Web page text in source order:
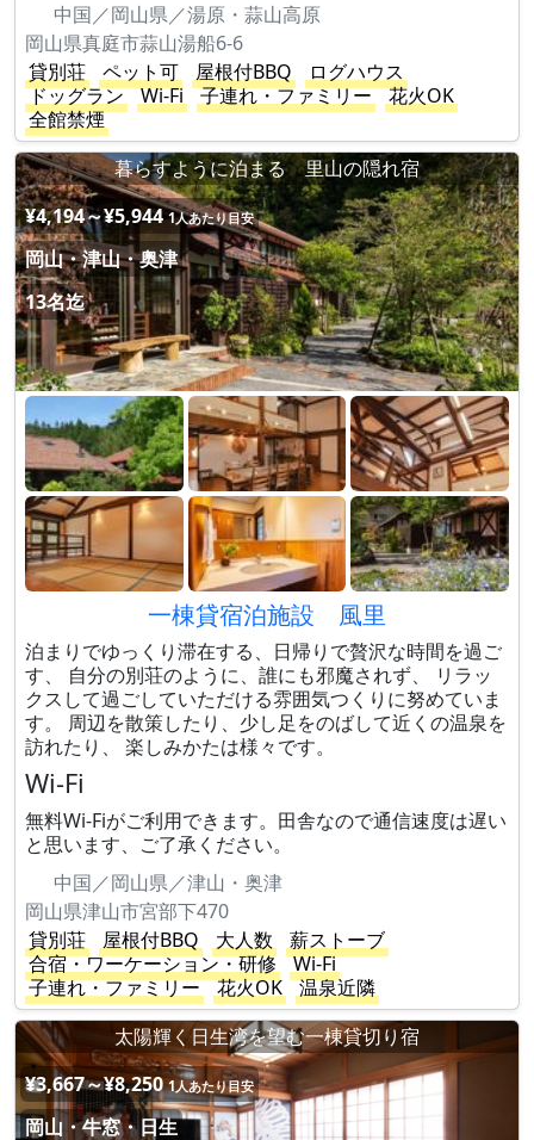
中国／岡山県／湯原・蒜山高原
岡山県真庭市蒜山湯船6-6
貸別荘
ペット可 屋根付BBQ
ログハウス
ドッグラン
Wi-Fi 子連れ・ファミリー
花火OK
全館禁煙
暮らすように泊まる 里山の隠れ宿
¥4,194～¥5,944 1人あたり目安
岡山・津山・奥津
13名迄
一棟貸宿泊施設 風里
泊まりでゆっくり滞在する、日帰りで贅沢な時間を過ご
す、 自分の別荘のように、誰にも邪魔されず、 リラッ
クスして過ごしていただける雰囲気つくりに努めていま
す。 周辺を散策したり、少し足をのばして近くの温泉を
訪れたり、 楽しみかたは様々です。
Wi-Fi
無料Wi-Fiがご利用できます。田舎なので通信速度は遅い
と思います、ご了承ください。
中国／岡山県／津山・奥津
岡山県津山市宮部下470
貸別荘
屋根付BBQ 大人数
薪ストーブ
合宿・ワーケーション・研修
Wi-Fi
子連れ・ファミリー
花火OK
温泉近隣
太陽輝く日生湾を望む一棟貸切り宿
¥3,667～¥8,250 1人あたり目安
岡山・牛窓・日生